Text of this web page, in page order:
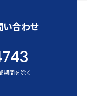
い合わせ
期間を除く